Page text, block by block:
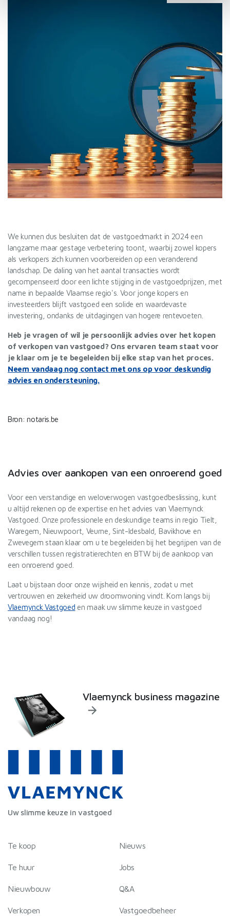
We gebruiken cookies om content en advertenties te
informatie over uw gebruik van onze site met onze
partners voor social media, adverteren en analyse. Deze
partners kunnen deze gegevens combineren met andere
informatie die u aan ze heeft verstrekt of die ze hebben
verzameld op basis van uw gebruik van hun services.
We kunnen dus besluiten dat de vastgoedmarkt in 2024 een
langzame maar gestage verbetering toont, waarbij zowel kopers
als verkopers zich kunnen voorbereiden op een veranderend
landschap. De daling van het aantal transacties wordt
gecompenseerd door een lichte stijging in de vastgoedprijzen, met
name in bepaalde Vlaamse regio's. Voor jonge kopers en
investeerders blijft vastgoed een solide en waardevaste
investering, ondanks de uitdagingen van hogere rentevoeten.
Heb je vragen of wil je persoonlijk advies over het kopen
of verkopen van vastgoed? Ons ervaren team staat voor
je klaar om je te begeleiden bij elke stap van het proces.
Neem vandaag nog contact met ons op voor deskundig
advies en ondersteuning.
Bron: notaris.be
Advies over aankopen van een onroerend goed
Voor een verstandige en weloverwogen vastgoedbeslissing, kunt
u altijd rekenen op de expertise en het advies van Vlaemynck
Vastgoed. Onze professionele en deskundige teams in regio Tielt,
Waregem, Nieuwpoort, Veurne, Sint-Idesbald, Bavikhove en
Zwevegem staan klaar om u te begeleiden bij het begrijpen van de
verschillen tussen registratierechten en BTW bij de aankoop van
een onroerend goed.
Laat u bijstaan door onze wijsheid en kennis, zodat u met
vertrouwen en zekerheid uw droomwoning vindt. Kom langs bij
Vlaemynck Vastgoed en maak uw slimme keuze in vastgoed
vandaag nog!
Uw slimme keuze in vastgoed
Te koop
Te huur
Nieuwbouw
Verkopen
Nieuws
Jobs
Q&A
Vastgoedbeheer
Vlaemynck business magazine